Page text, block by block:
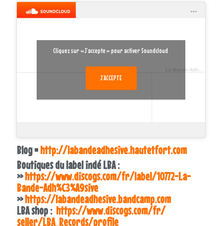
Cliquez sur « J’accepte » pour activer Soundcloud
J’ACCEPTE
Blog =http://labandeadhesive.hautetfort.com
Boutiques du label indé LBA :
>>https://www.discogs.com/fr/label/10772-La-
Bande-Adh%C3%A9sive
>>https://labandeadhesive.bandcamp.com
LBA shop : https://www.discogs.com/fr/
seller/LBA_Records/profile